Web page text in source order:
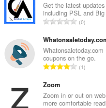
Get the latest
including PSL and
Ö
s
z
e
s
t
0
coupons on the go.
Ö
z
e
1
Zoom
Zoom in or out on
more comfortable